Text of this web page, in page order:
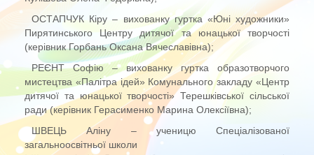
ОСТАПЧУК Кіру – вихованку гуртка «Юні художники»
Пирятинського Центру дитячої та юнацької творчості
(керівник Горбань Оксана Вячеславівна);
РЕЄНТ Софію – вихованку гуртка образотворчого
мистецтва «Палітра ідей» Комунального закладу «Центр
дитячої та юнацької творчості» Терешківської сільської
ради (керівник Герасименко Марина Олексіївна);
ШВЕЦЬ Аліну – ученицю Спеціалізованої
загальноосвітньої школи